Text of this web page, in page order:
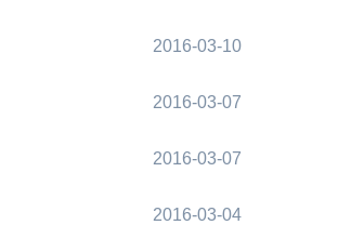
2016-03-10
2016-03-07
2016-03-07
2016-03-04